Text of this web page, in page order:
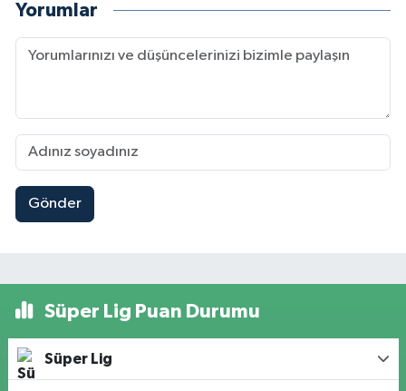
Yorumlar
Gönder
Süper Lig Puan Durumu
Süper Lig